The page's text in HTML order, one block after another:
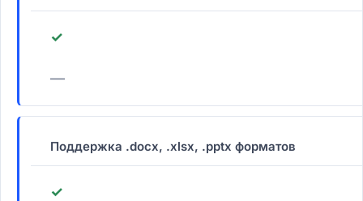
✓
—
Поддержка .docx, .xlsx, .pptx форматов
✓